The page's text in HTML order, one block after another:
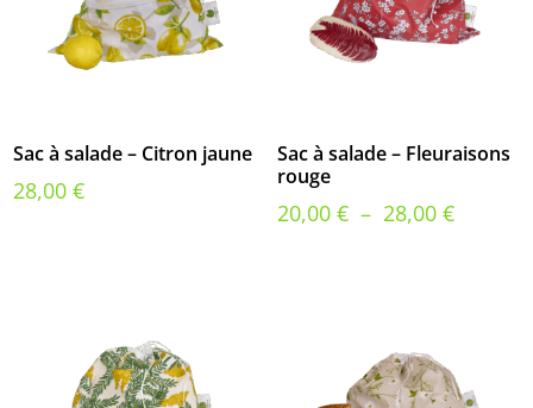
Sac à salade – Citron jaune
28,00€
Sac à salade – Fleuraisons
rouge
20,00 € – 28,00 €Plage
28,00 €